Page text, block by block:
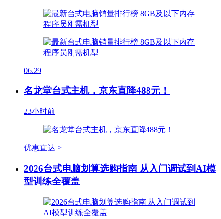
06.29
名龙堂台式主机，京东直降488元！
23小时前
优惠直达 >
2026台式电脑划算选购指南 从入门调试到AI模
型训练全覆盖